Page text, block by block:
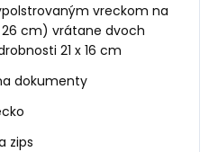
vreckom na
cm) vrátane dvoch
21 x 16 cm
dokumenty
zips